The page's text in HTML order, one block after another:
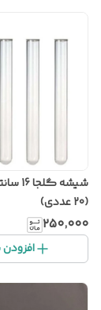
(20 عددی)
۲۵۰٬۰۰۰